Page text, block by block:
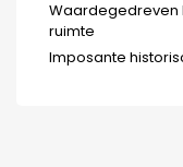
Waardegedreven
ruimte
Imposante